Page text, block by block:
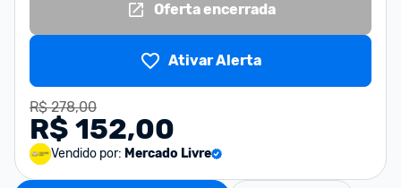
Oferta encerrada
Ativar Alerta
R$ 278,00
R$ 152,00
Vendido por: Mercado Livre